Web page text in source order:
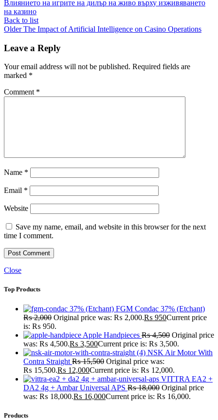
Влиянието на игрите на дилър на живо върху изживяването
на казино
Back to list
Older The Impact of Artificial Intelligence on Casino Operations
Leave a Reply
Your email address will not be published. Required fields are
marked *
Comment *
Name *
Email *
Website
Save my name, email, and website in this browser for the next
time I comment.
Close
Top Products
FGM Condac 37% (Etchant)
₨2,000 Original price was: ₨ 2,000.₨ 950Current price
is: ₨ 950.
Apple Handpieces ₨4,500 Original price
was: ₨ 4,500.₨ 3,500Current price is: ₨ 3,500.
NSK Air Motor With
Contra Straight ₨15,500 Original price was:
₨ 15,500.₨ 12,000Current price is: ₨ 12,000.
VITTRA EA2 +
DA2 4g + Ambar Universal APS ₨18,000 Original price
was: ₨ 18,000.₨ 16,000Current price is: ₨ 16,000.
Products